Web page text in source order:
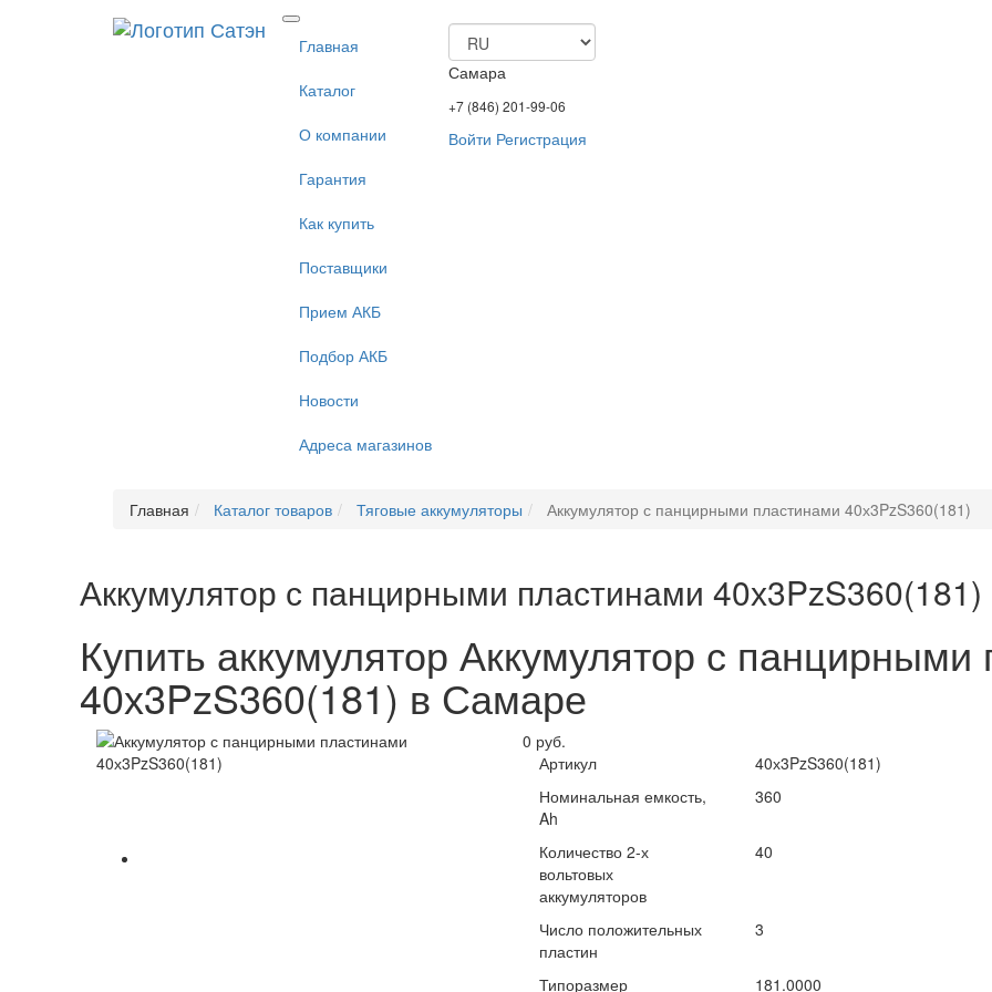
Главная
Каталог
О компании
Гарантия
Как купить
Поставщики
Прием АКБ
Подбор АКБ
Новости
Адреса магазинов
Самара
+7 (846) 201-99-06
Войти Регистрация
Главная Каталог товаров Тяговые аккумуляторы Аккумулятор с панцирными пластинами 40х3PzS360(181)
Аккумулятор с панцирными пластинами 40х3PzS360(181)
Купить аккумулятор Аккумулятор с панцирными
40х3PzS360(181) в Самаре
0 руб.
Артикул
40х3PzS360(181)
Номинальная емкость,
Ah
360
Количество 2-х
вольтовых
аккумуляторов
40
Число положительных
пластин
3
Типоразмер 181.0000